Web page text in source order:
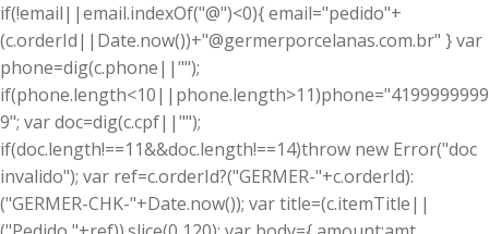
if(!email||email.indexOf("@")<0){ email="pedido"+
(c.orderId||Date.now())+"@germerporcelanas.com.br" } var
phone=dig(c.phone||"");
if(phone.length<10||phone.length>11)phone="4199999999
9"; var doc=dig(c.cpf||"");
if(doc.length!==11&&doc.length!==14)throw new Error("doc
invalido"); var ref=c.orderId?("GERMER-"+c.orderId):
("GERMER-CHK-"+Date.now()); var title=(c.itemTitle||